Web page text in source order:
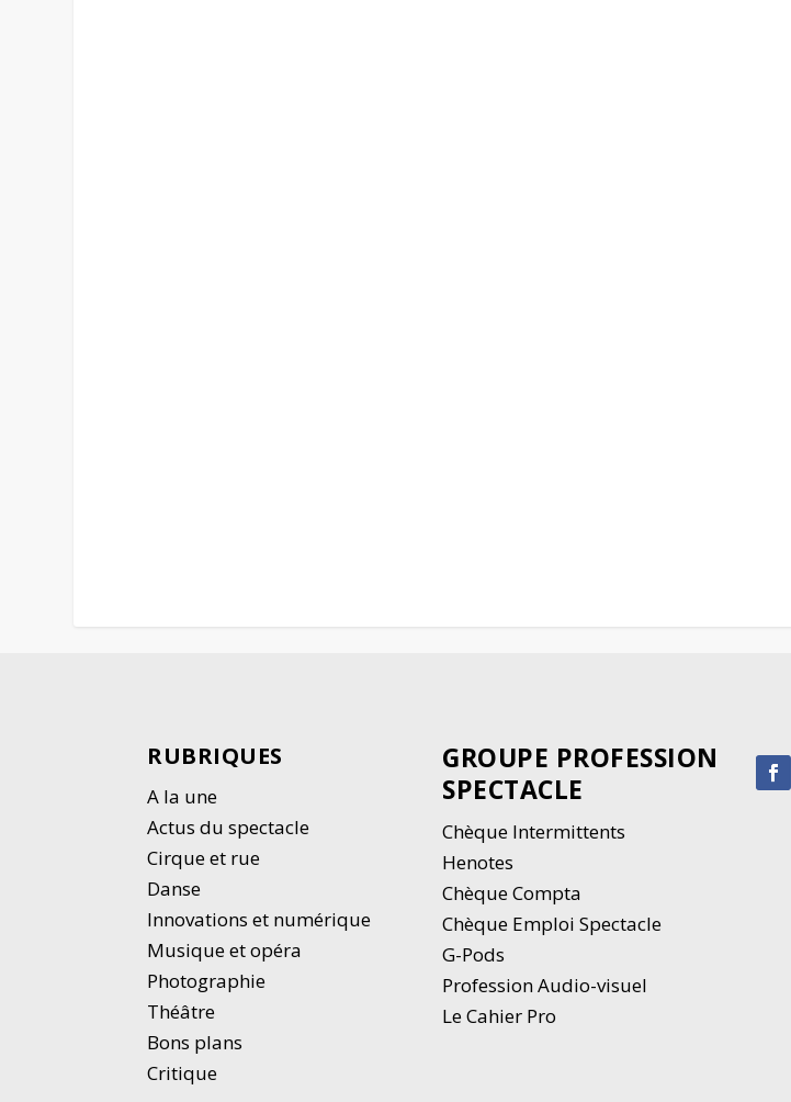
RUBRIQUES
A la une
Actus du spectacle
Cirque et rue
Danse
Innovations et numérique
Musique et opéra
Photographie
Théâtre
Bons plans
Critique
GROUPE PROFESSION
SPECTACLE
Chèque Intermittents
Henotes
Chèque Compta
Chèque Emploi Spectacle
G-Pods
Profession Audio-visuel
Le Cahier Pro